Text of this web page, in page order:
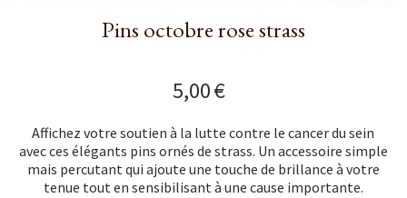
Pins octobre rose strass
5,00€
Affichez votre soutien à la lutte contre le cancer du sein
avec ces élégants pins ornés de strass. Un accessoire simple
mais percutant qui ajoute une touche de brillance à votre
tenue tout en sensibilisant à une cause importante.